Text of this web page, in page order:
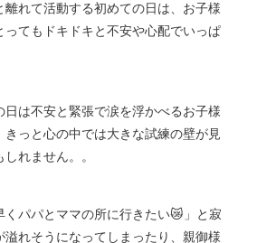
れて活動する初めての日は、お子様
ってもドキドキと不安や心配でいっぱ
は不安と緊張で涙を浮かべるお子様
っと心の中では大きな試練の壁が見
れません。。
くパパとママの所に行きたい😿」と寂
溢れそうになってしまったり、親御様